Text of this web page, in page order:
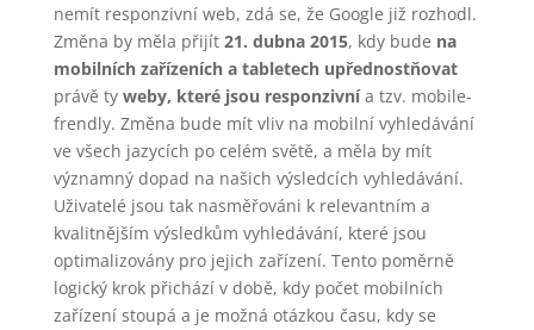
nemít responzivní web, zdá se, že Google již rozhodl.
Změna by měla přijít 21. dubna 2015, kdy bude na
mobilních zařízeních a tabletech upřednostňovat
právě ty weby, které jsou responzivnía tzv. mobile-
frendly. Změna bude mít vliv na mobilní vyhledávání
ve všech jazycích po celém světě, a měla by mít
významný dopad na našich výsledcích vyhledávání.
Uživatelé jsou tak nasměřováni k relevantním a
kvalitnějším výsledkům vyhledávání, které jsou
optimalizovány pro jejich zařízení. Tento poměrně
logický krok přichází v době, kdy počet mobilních
zařízení stoupá a je možná otázkou času, kdy se